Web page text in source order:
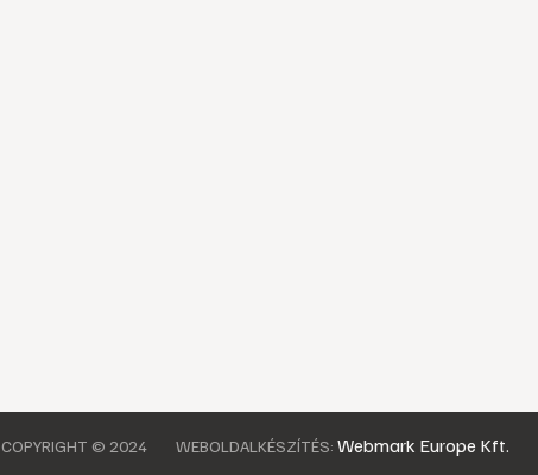
COPYRIGHT © 2024 WEBOLDALKÉSZÍTÉS: Webmark Europe Kft.